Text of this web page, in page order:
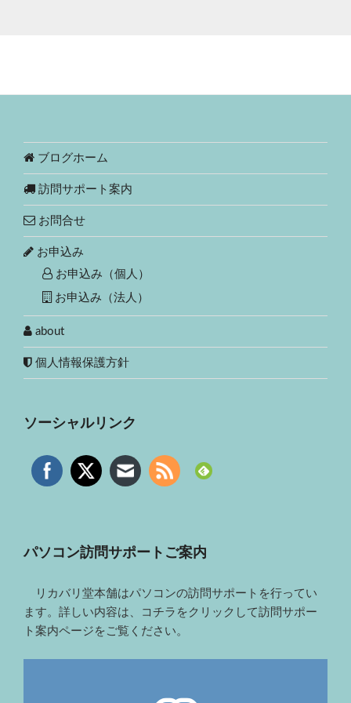
ブログホーム
訪問サポート案内
お問合せ
お申込み
お申込み（個人）
お申込み（法人）
about
個人情報保護方針
ソーシャルリンク
パソコン訪問サポートご案内
リカバリ堂本舗はパソコンの訪問サポートを行ってい
ます。詳しい内容は、コチラをクリックして訪問サポー
ト案内ページをご覧ください。